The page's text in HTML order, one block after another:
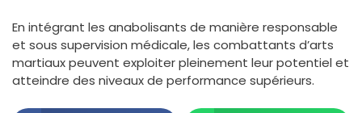
En intégrant les anabolisants de manière responsable
et sous supervision médicale, les combattants d’arts
martiaux peuvent exploiter pleinement leur potentiel et
atteindre des niveaux de performance supérieurs.